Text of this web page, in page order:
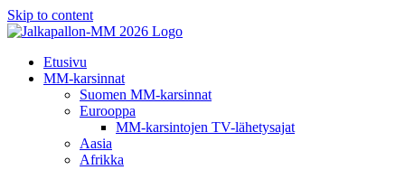
Skip to content
Etusivu
MM-karsinnat
Suomen MM-karsinnat
Eurooppa
MM-karsintojen TV-lähetysajat
Aasia
Afrikka